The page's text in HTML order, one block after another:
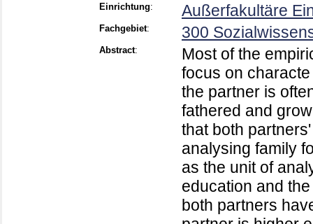
Einrichtung: Außerfakultäre
Fachgebiet: 300
Abstract:
Most of the
focus on
the partner is
fathered and
that both
analysing family
as the unit of
education and
both partners